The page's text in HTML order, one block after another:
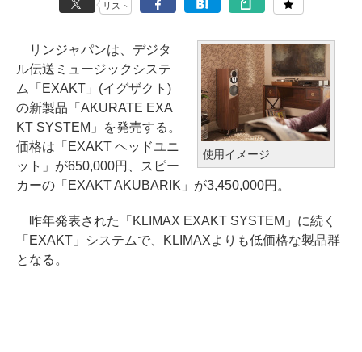
リスト
使用イメージ
リンジャパンは、デジタ
ル伝送ミュージックシステ
ム「EXAKT」(イグザクト)
の新製品「AKURATE EXA
KT SYSTEM」を発売する。
価格は「EXAKT ヘッドユニ
ット」が650,000円、スピー
カーの「EXAKT AKUBARIK」が3,450,000円。
昨年発表された「KLIMAX EXAKT SYSTEM」に続く
「EXAKT」システムで、KLIMAXよりも低価格な製品群
となる。